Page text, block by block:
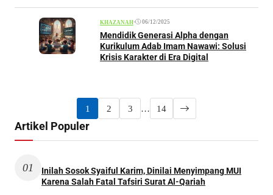
KHAZANAH• 06/12/2025
Mendidik Generasi Alpha dengan
Kurikulum Adab Imam Nawawi: Solusi
Krisis Karakter di Era Digital
1 2 3 … 14
Artikel Populer
01
Inilah Sosok Syaiful Karim, Dinilai Menyimpang MUI
Karena Salah Fatal Tafsiri Surat Al-Qariah